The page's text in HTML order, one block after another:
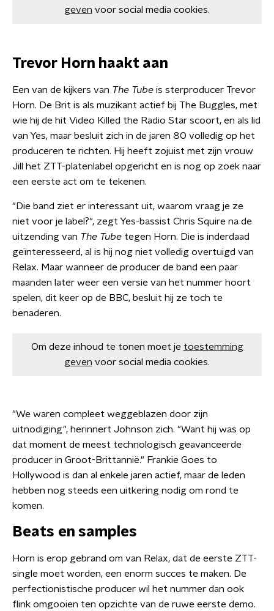
geven voor social media cookies.
Trevor Horn haakt aan
Een van de kijkers van The Tube is sterproducer Trevor
Horn. De Brit is als muzikant actief bij The Buggles, met
wie hij de hit Video Killed the Radio Star scoort, en als lid
van Yes, maar besluit zich in de jaren 80 volledig op het
produceren te richten. Hij heeft zojuist met zijn vrouw
Jill het ZTT-platenlabel opgericht en is nog op zoek naar
een eerste act om te tekenen.
"Die band ziet er interessant uit, waarom vraag je ze
niet voor je label?", zegt Yes-bassist Chris Squire na de
uitzending van The Tube tegen Horn. Die is inderdaad
geïnteresseerd, al is hij nog niet volledig overtuigd van
Relax. Maar wanneer de producer de band een paar
maanden later weer een versie van het nummer hoort
spelen, dit keer op de BBC, besluit hij ze toch te
benaderen.
Om deze inhoud te tonen moet je toestemming
geven voor social media cookies.
"We waren compleet weggeblazen door zijn
uitnodiging", herinnert Johnson zich. "Want hij was op
dat moment de meest technologisch geavanceerde
producer in Groot-Brittannië." Frankie Goes to
Hollywood is dan al enkele jaren actief, maar de leden
hebben nog steeds een uitkering nodig om rond te
komen.
Beats en samples
Horn is erop gebrand om van Relax, dat de eerste ZTT-
single moet worden, een enorm succes te maken. De
perfectionistische producer wil het nummer dan ook
flink omgooien ten opzichte van de ruwe eerste demo.